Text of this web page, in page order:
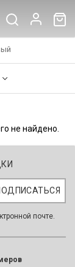
не найдено.
почте.